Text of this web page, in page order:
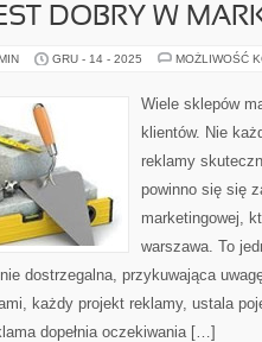
DOBRY W
GRU - 14 - 2025 MOŻLIWOŚĆ
Wiele sklepów
klientów. Nie
reklamy
powinno się się
marketingowej,
warszawa. To
dostrzegalna, przykuwająca
każdy projekt reklamy, ustala
dopełnia oczekiwania […]